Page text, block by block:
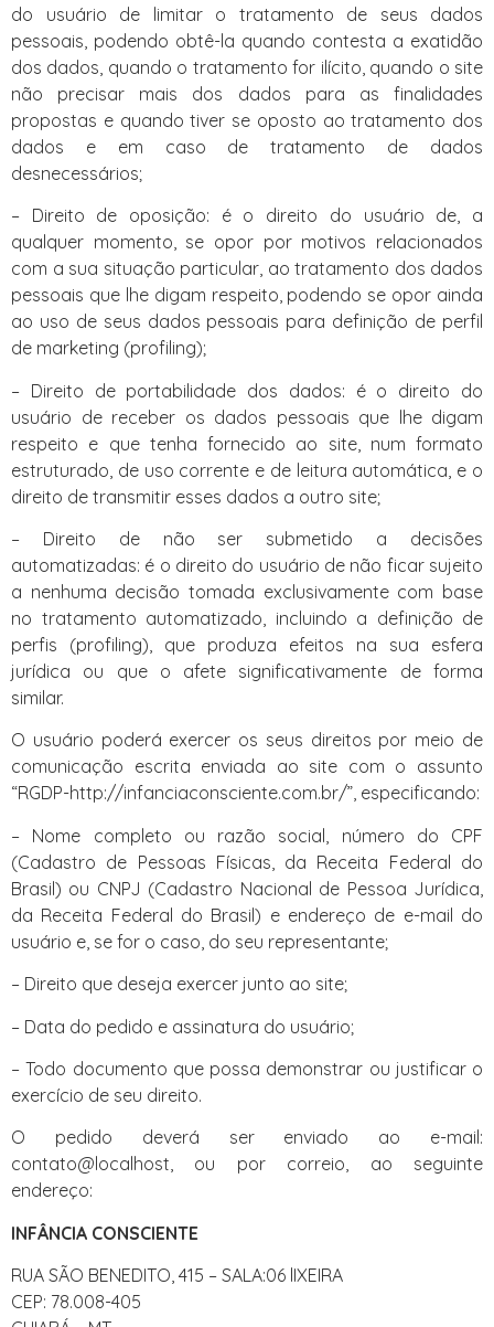
do usuário de limitar o tratamento de seus dados
pessoais, podendo obtê-la quando contesta a exatidão
dos dados, quando o tratamento for ilícito, quando o site
não precisar mais dos dados para as finalidades
propostas e quando tiver se oposto ao tratamento dos
dados e em caso de tratamento de dados
desnecessários;
– Direito de oposição: é o direito do usuário de, a
qualquer momento, se opor por motivos relacionados
com a sua situação particular, ao tratamento dos dados
pessoais que lhe digam respeito, podendo se opor ainda
ao uso de seus dados pessoais para definição de perfil
de marketing (profiling);
– Direito de portabilidade dos dados: é o direito do
usuário de receber os dados pessoais que lhe digam
respeito e que tenha fornecido ao site, num formato
estruturado, de uso corrente e de leitura automática, e o
direito de transmitir esses dados a outro site;
– Direito de não ser submetido a decisões
automatizadas: é o direito do usuário de não ficar sujeito
a nenhuma decisão tomada exclusivamente com base
no tratamento automatizado, incluindo a definição de
perfis (profiling), que produza efeitos na sua esfera
jurídica ou que o afete significativamente de forma
similar.
O usuário poderá exercer os seus direitos por meio de
comunicação escrita enviada ao site com o assunto
“RGDP-http://infanciaconsciente.com.br/”, especificando:
– Nome completo ou razão social, número do CPF
(Cadastro de Pessoas Físicas, da Receita Federal do
Brasil) ou CNPJ (Cadastro Nacional de Pessoa Jurídica,
da Receita Federal do Brasil) e endereço de e-mail do
usuário e, se for o caso, do seu representante;
– Direito que deseja exercer junto ao site;
– Data do pedido e assinatura do usuário;
– Todo documento que possa demonstrar ou justificar o
exercício de seu direito.
O pedido deverá ser enviado ao e-mail:
contato@localhost, ou por correio, ao seguinte
endereço:
INFÂNCIA CONSCIENTE
RUA SÃO BENEDITO, 415 – SALA:06 lIXEIRA
CEP: 78.008-405